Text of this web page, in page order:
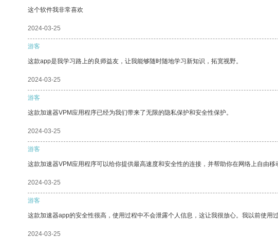
这个软件我非常喜欢
2024-03-25
游客
这款app是我学习路上的良师益友，让我能够随时随地学习新知识，拓宽视野。
2024-03-25
游客
这款加速器VPM应用程序已经为我们带来了无限的隐私保护和安全性保护。
2024-03-25
游客
这款加速器VPM应用程序可以给你提供最高速度和安全性的连接，并帮助你在网络上自由移
2024-03-25
游客
这款加速器app的安全性很高，使用过程中不会泄露个人信息，这让我很放心。我以前使用
2024-03-25